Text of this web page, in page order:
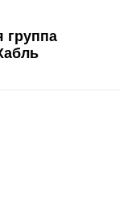
группа